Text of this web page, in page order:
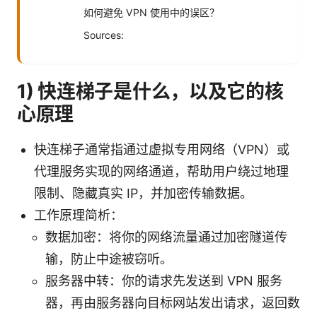
如何避免 VPN 使用中的误区？
Sources:
1) 快连梯子是什么，以及它的核
心原理
快连梯子通常指通过虚拟专用网络（VPN）或
代理服务实现的网络通道，帮助用户绕过地理
限制、隐藏真实 IP，并加密传输数据。
工作原理简析：
数据加密：将你的网络流量通过加密隧道传
输，防止中途被窃听。
服务器中转：你的请求先发送到 VPN 服务
器，再由服务器向目标网站发出请求，返回数